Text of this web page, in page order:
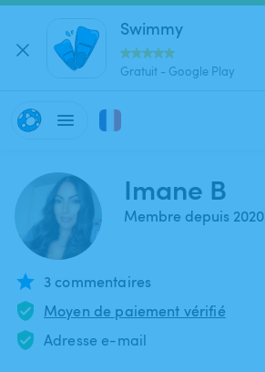
Swimmy
Gratuit - Google Play
Imane B
Membre depuis 2020
3 commentaires
Moyen de paiement vérifié
Adresse e-mail